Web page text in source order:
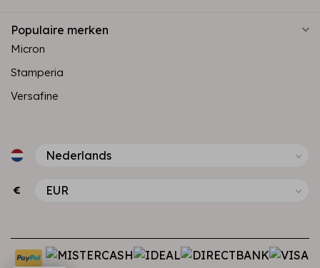
Populaire merken
Micron
Stamperia
Versafine
€